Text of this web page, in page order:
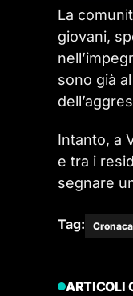
La
giovani,
sono già
Intanto, a
e tra i
segnare
Tag:
ARTICOLI